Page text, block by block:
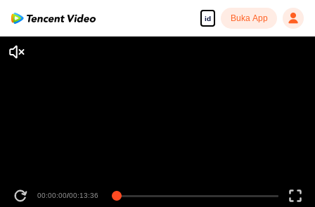
id Buka App
00:00:00/00:13:36